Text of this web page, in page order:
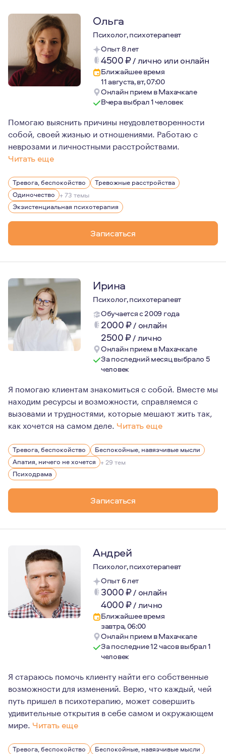
Ольга
Психолог, психотерапевт
Опыт 8 лет
4500₽/лично или онлайн
Ближайшее время
11 августа, вт, 07:00
Онлайн прием в Махачкале
Вчера выбрал 1 человек
Помогаю выяснить причины неудовлетворенности
собой, своей жизнью и отношениями. Работаю с
неврозами и личностными расстройствами.
Читать еще
В работе я сочетаю экзистенциальный
Мои личные интересы подпитывают "ориентацию" в
Тревога, беспокойство
Тревожные расстройства
Одиночество + 73 темы
Экзистенциальная психотерапия
Записаться
Ирина
Психолог, психотерапевт
Обучается с 2009 года
2000₽/ онлайн
2500₽/лично
Онлайн прием в Махачкале
За последний месяц выбрало 5
человек
Я помогаю клиентам знакомиться с собой. Вместе мы
находим ресурсы и возможности, справляемся с
вызовами и трудностями, которые мешают жить так,
как хочется на самом деле. Читать еще
По первому образованию я музеолог и работаю в
Тревога, беспокойство
Беспокойные, навязчивые мысли
Апатия, ничего не хочется + 29 тем
Психодрама
Записаться
Андрей
Психолог, психотерапевт
Опыт 6 лет
3000₽/ онлайн
4000₽/лично
Ближайшее время
завтра, 06:00
Онлайн прием в Махачкале
За последние 12 часов выбрал 1
человек
Я стараюсь помочь клиенту найти его собственные
возможности для изменений. Верю, что каждый, чей
путь пришел в психотерапию, может совершить
удивительные открытия в себе самом и окружающем
мире. Читать еще
Для меня психологическое консультирование – это
Тревога, беспокойство
Беспокойные, навязчивые мысли